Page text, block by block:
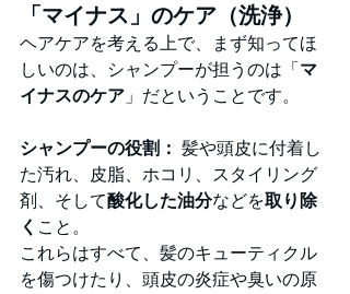
「マイナス」のケア（洗浄）
ヘアケアを考える上で、まず知ってほ
しいのは、シャンプーが担うのは「マ
イナスのケア 」だということです。
シャンプーの役割： 髪や頭皮に付着し
た汚れ、皮脂、ホコリ、スタイリング
剤、そして酸化した油分などを取り除
く こと。
これらはすべて、髪のキューティクル
を傷つけたり、頭皮の炎症や臭いの原